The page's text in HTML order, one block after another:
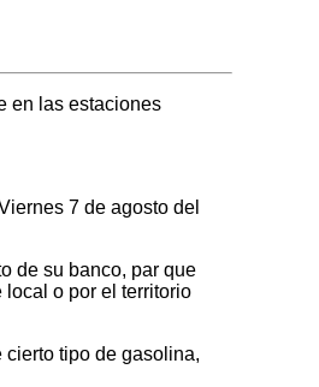
en las estaciones
7 de agosto del
de su banco, par que
o por el territorio
tipo de gasolina,